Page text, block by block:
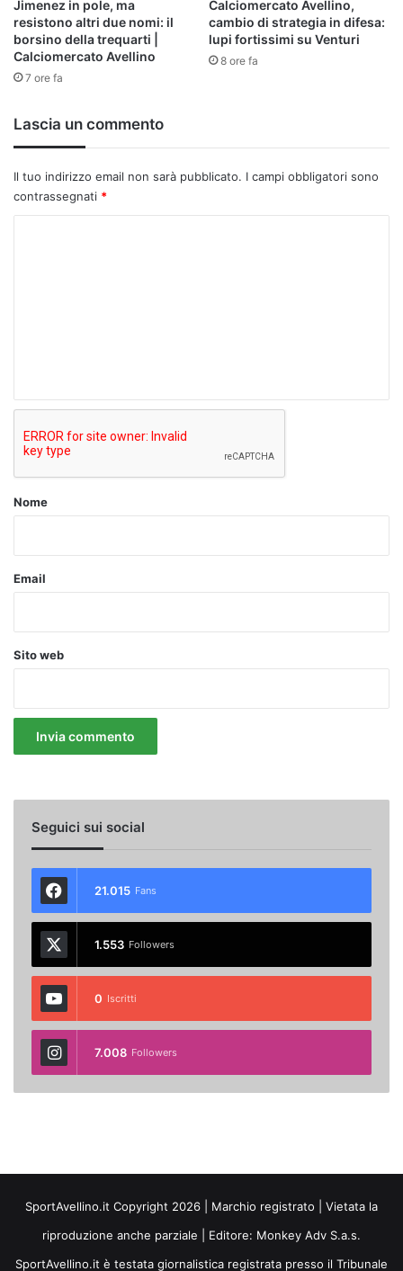
Jimenez in pole, ma
resistono altri due nomi: il
borsino della trequarti |
Calciomercato Avellino
7 ore fa
Calciomercato Avellino,
cambio di strategia in difesa:
lupi fortissimi su Venturi
8 ore fa
Lascia un commento
Il tuo indirizzo email non sarà pubblicato. I campi obbligatori sono
contrassegnati *
Nome
Email
Sito web
Seguici sui social
21.015 Fans
1.553 Followers
0 Iscritti
7.008 Followers
SportAvellino.it Copyright 2026 | Marchio registrato | Vietata la
riproduzione anche parziale | Editore: Monkey Adv S.a.s.
SportAvellino.it è testata giornalistica registrata presso il Tribunale